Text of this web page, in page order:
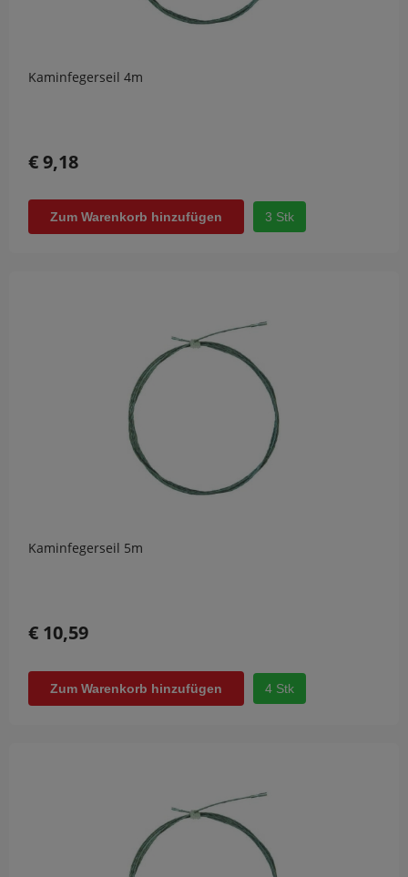
Kaminfegerseil 4m
€ 9,18
Zum Warenkorb hinzufügen 3 Stk
Kaminfegerseil 5m
€ 10,59
Zum Warenkorb hinzufügen 4 Stk